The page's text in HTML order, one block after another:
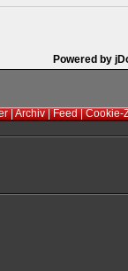
Powered by
|Archiv|Feed|Cookie-